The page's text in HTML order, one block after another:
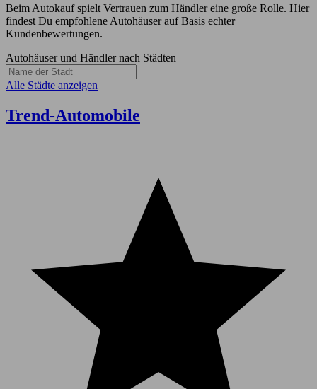
Beim Autokauf spielt Vertrauen zum Händler eine große Rolle. Hier
findest Du empfohlene Autohäuser auf Basis echter
Kundenbewertungen.
Autohäuser und Händler nach Städten
Alle Städte anzeigen
Trend-Automobile